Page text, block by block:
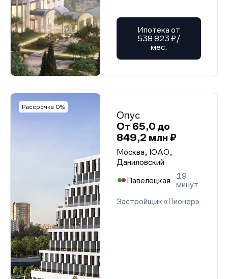
Ипотека от
538 823 ₽/
мес.
Рассрочка 0%
Опус
От 65,0 до
849,2 млн ₽
Москва, ЮАО,
Даниловский
Павелецкая
19
минут
Застройщик «Пионер»